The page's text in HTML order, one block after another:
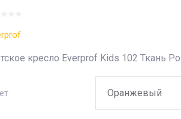
кресло Everprof Kids 102 Ткань